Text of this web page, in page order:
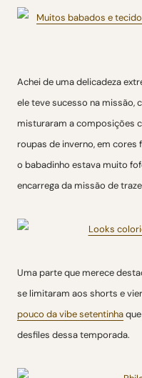
Achei de uma delicadeza
ele teve sucesso na missão,
misturaram a composições
roupas de inverno, em cores
o babadinho estava muito
encarrega da missão de
Uma parte que merece
se limitaram aos shorts e
pouco da vibe setentinha
desfiles dessa temporada.